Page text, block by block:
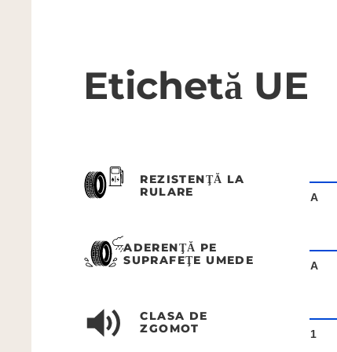
Etichetă UE
REZISTENŢĂ LA
RULARE
A
ADERENŢĂ PE
SUPRAFEŢE UMEDE
A
CLASA DE
ZGOMOT
1